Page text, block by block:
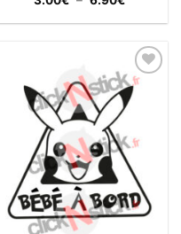
prix :
6.90€
Ajouter
à la
wishlist